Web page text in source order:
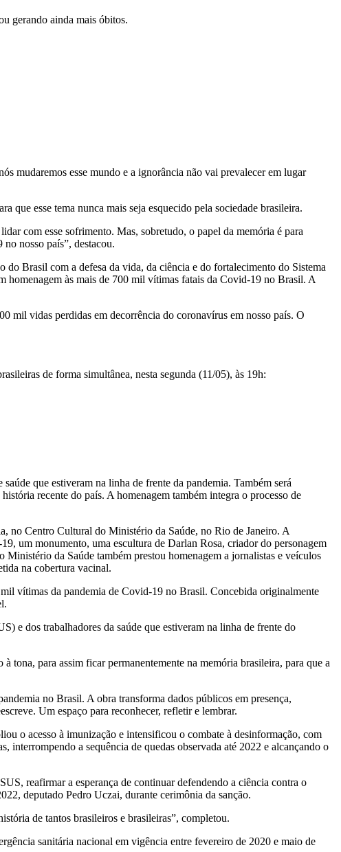
gerando ainda mais óbitos.
mudaremos esse mundo e a ignorância não vai prevalecer em lugar
esse tema nunca mais seja esquecido pela sociedade brasileira.
com esse sofrimento. Mas, sobretudo, o papel da memória é para
nosso país”, destacou.
Brasil com a defesa da vida, da ciência e do fortalecimento do Sistema
homenagem às mais de 700 mil vítimas fatais da Covid-19 no Brasil. A
mil vidas perdidas em decorrência do coronavírus em nosso país. O
de forma simultânea, nesta segunda (11/05), às 19h:
que estiveram na linha de frente da pandemia. Também será
recente do país. A homenagem também integra o processo de
Centro Cultural do Ministério da Saúde, no Rio de Janeiro. A
um monumento, uma escultura de Darlan Rosa, criador do personagem
da Saúde também prestou homenagem a jornalistas e veículos
na cobertura vacinal.
vítimas da pandemia de Covid-19 no Brasil. Concebida originalmente
e dos trabalhadores da saúde que estiveram na linha de frente do
tona, para assim ficar permanentemente na memória brasileira, para que a
no Brasil. A obra transforma dados públicos em presença,
Um espaço para reconhecer, refletir e lembrar.
o acesso à imunização e intensificou o combate à desinformação, com
a sequência de quedas observada até 2022 e alcançando o
reafirmar a esperança de continuar defendendo a ciência contra o
deputado Pedro Uczai, durante cerimônia da sanção.
de tantos brasileiros e brasileiras”, completou.
sanitária nacional em vigência entre fevereiro de 2020 e maio de